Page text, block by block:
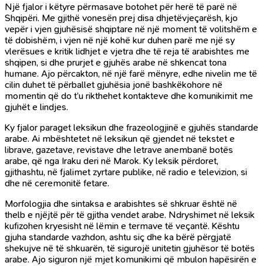
Një fjalor i këtyre përmasave botohet për herë të parë në
Shqipëri. Me gjithë vonesën prej disa dhjetëvjeçarësh, kjo
vepër i vjen gjuhësisë shqiptare në një moment të volitshëm e
të dobishëm, i vjen në një kohë kur duhen parë me një sy
vlerësues e kritik lidhjet e vjetra dhe të reja të arabishtes me
shqipen, si dhe prurjet e gjuhës arabe në shkencat tona
humane. Ajo përcakton, në një farë mënyre, edhe nivelin me të
cilin duhet të përballet gjuhësia jonë bashkëkohore në
momentin që do t’u rikthehet kontakteve dhe komunikimit me
gjuhët e lindjes.
Ky fjalor paraget leksikun dhe frazeologjinë e gjuhës standarde
arabe. Ai mbështetet në leksikun që gjendet në tekstet e
librave, gazetave, revistave dhe letrave anembanë botës
arabe, që nga Iraku deri në Marok. Ky leksik përdoret,
gjithashtu, në fjalimet zyrtare publike, në radio e televizion, si
dhe në ceremonitë fetare.
Morfologjia dhe sintaksa e arabishtes së shkruar është në
thelb e njëjtë për të gjitha vendet arabe. Ndryshimet në leksik
kufizohen kryesisht në lëmin e termave të veçantë. Kështu
gjuha standarde vazhdon, ashtu siç dhe ka bërë përgjatë
shekujve në të shkuarën, të sigurojë unitetin gjuhësor të botës
arabe. Ajo siguron një mjet komunikimi që mbulon hapësirën e